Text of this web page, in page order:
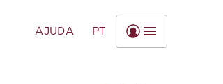
AJUDA PT